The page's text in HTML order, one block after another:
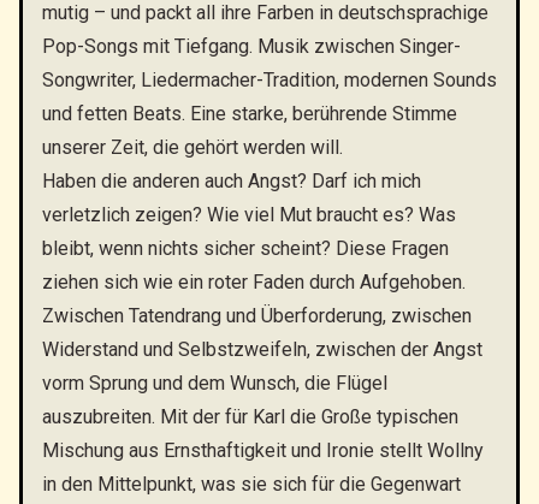
mutig – und packt all ihre Farben in deutschsprachige
Pop-Songs mit Tiefgang. Musik zwischen Singer-
Songwriter, Liedermacher-Tradition, modernen Sounds
und fetten Beats. Eine starke, berührende Stimme
unserer Zeit, die gehört werden will.
Haben die anderen auch Angst? Darf ich mich
verletzlich zeigen? Wie viel Mut braucht es? Was
bleibt, wenn nichts sicher scheint? Diese Fragen
ziehen sich wie ein roter Faden durch Aufgehoben.
Zwischen Tatendrang und Überforderung, zwischen
Widerstand und Selbstzweifeln, zwischen der Angst
vorm Sprung und dem Wunsch, die Flügel
auszubreiten. Mit der für Karl die Große typischen
Mischung aus Ernsthaftigkeit und Ironie stellt Wollny
in den Mittelpunkt, was sie sich für die Gegenwart